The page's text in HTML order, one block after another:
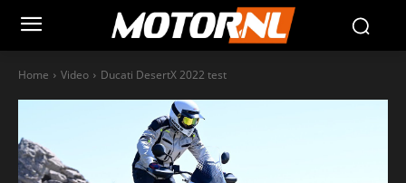
Home Video Ducati DesertX 2022 test